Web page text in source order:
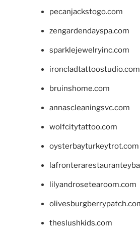
pecanjackstogo.com
zengardendayspa.com
sparklejewelryinc.com
ironcladtattoostudio.com
bruinshome.com
annascleaningsvc.com
wolfcitytattoo.com
oysterbayturkeytrot.com
lilyandrosetearoom.com
theslushkids.com